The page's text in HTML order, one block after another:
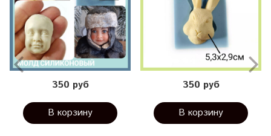
350 руб
В корзину
350 руб
В корзину